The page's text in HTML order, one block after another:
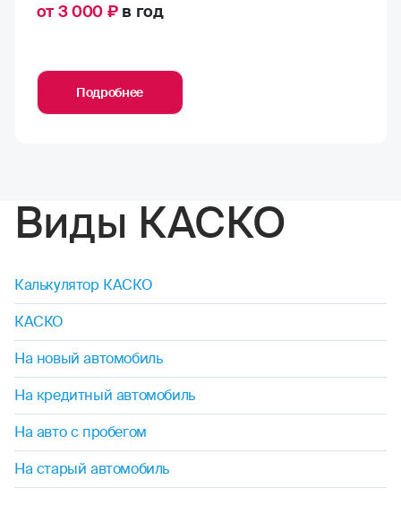
от 3 000 ₽в год
Подробнее
Виды КАСКО
Калькулятор КАСКО
КАСКО
На новый автомобиль
На кредитный автомобиль
На авто с пробегом
На старый автомобиль